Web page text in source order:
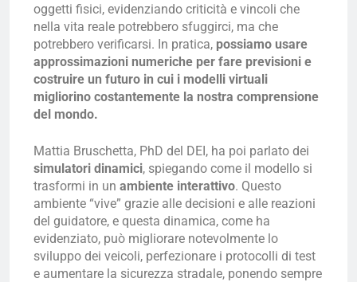
oggetti fisici, evidenziando criticità e vincoli che
nella vita reale potrebbero sfuggirci, ma che
potrebbero verificarsi. In pratica, possiamo usare
approssimazioni numeriche per fare previsioni e
costruire un futuro in cui i modelli virtuali
migliorino costantemente la nostra comprensione
del mondo.
Mattia Bruschetta, PhD del DEI, ha poi parlato dei
simulatori dinamici, spiegando come il modello si
trasformi in un ambiente interattivo. Questo
ambiente “vive” grazie alle decisioni e alle reazioni
del guidatore, e questa dinamica, come ha
evidenziato, può migliorare notevolmente lo
sviluppo dei veicoli, perfezionare i protocolli di test
e aumentare la sicurezza stradale, ponendo sempre